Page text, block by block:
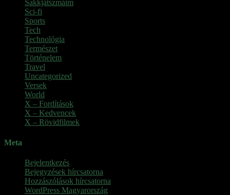
Sakkjátszmáim
Sci-fi
Sports
Tech
Technológia
Természet
Történelem
Travel
Uncategorized
Versek
World
X – Fordítások
X – Kedvencek
X – Rövidfilmek
Meta
Bejelentkezés
Bejegyzések hírcsatorna
Hozzászólások hírcsatorna
WordPress Magyarország